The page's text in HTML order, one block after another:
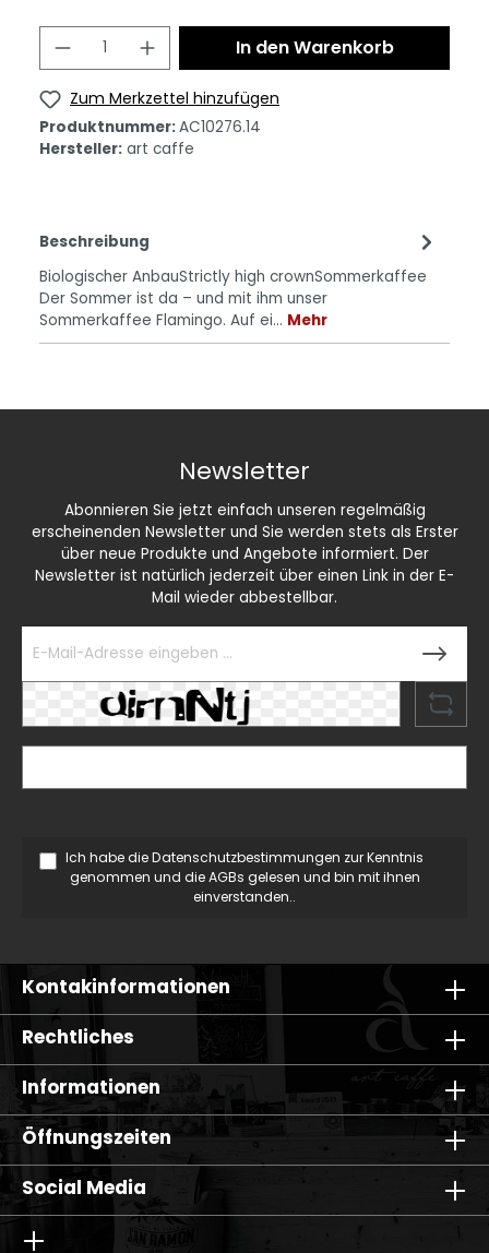
In den Warenkorb
Zum Merkzettel hinzufügen
Produktnummer:AC10276.14
Hersteller: art caffe
Beschreibung
Biologischer AnbauStrictly high crownSommerkaffee
Der Sommer ist da – und mit ihm unser
Sommerkaffee Flamingo. Auf ei… Mehr
Newsletter
Abonnieren Sie jetzt einfach unseren regelmäßig
erscheinenden Newsletter und Sie werden stets als Erster
über neue Produkte und Angebote informiert. Der
Newsletter ist natürlich jederzeit über einen Link in der E-
Mail wieder abbestellbar.
Ich habe dieDatenschutzbestimmungen zur Kenntnis
genommen und dieAGBs gelesen und bin mit ihnen
einverstanden..
Kontakinformationen
Rechtliches
Informationen
Öffnungszeiten
Social Media